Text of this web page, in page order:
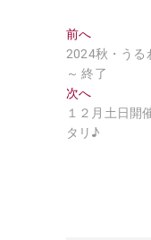
投
稿
ナ
ビ
前へ
去
の
稿:
2024秋・う
～ 終了
次へ
の
投
１２月土日
タリ♪